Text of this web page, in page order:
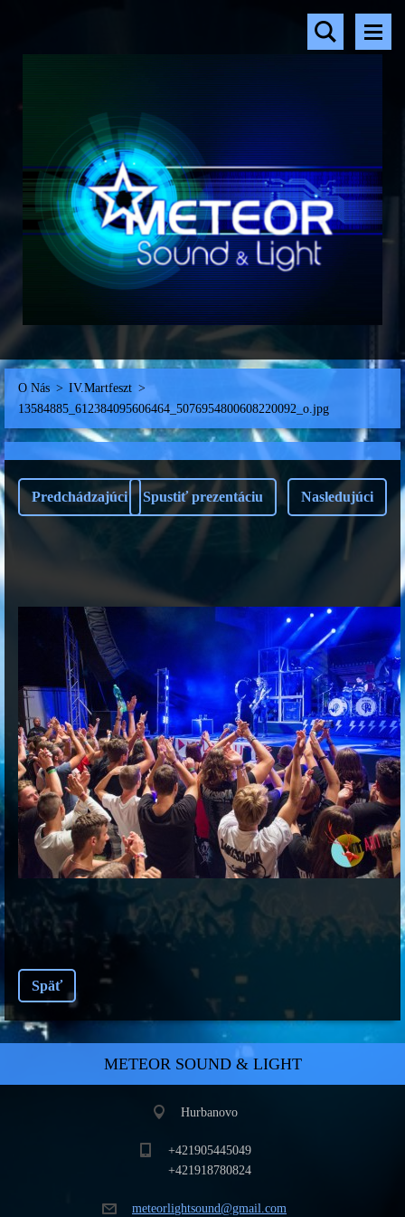
O Nás > IV.Martfeszt >
13584885_612384095606464_5076954800608220092_o.jpg
Predchádzajúci Spustiť prezentáciu Nasledujúci
Späť
METEOR SOUND & LIGHT
Hurbanovo
+421905445049
+421918780824
meteorlightsound@gmail.com